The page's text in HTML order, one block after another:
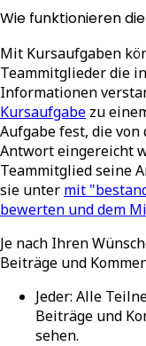
Wie funktionieren
Mit Kursaufgaben
Teammitglieder die
Informationen
Kursaufgabe zu
Aufgabe fest, die
Antwort eingereicht
Teammitglied seine
sie unter mit
bewerten und dem
Je nach Ihren
Beiträge und
Jeder: Alle
Beiträge und
sehen.